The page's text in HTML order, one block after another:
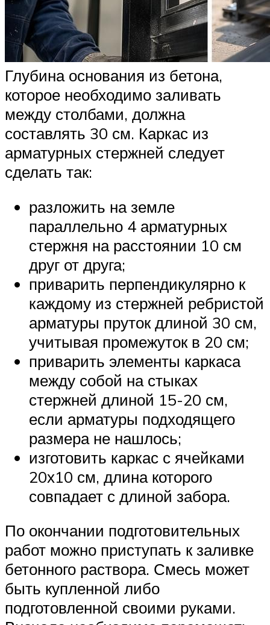
Глубина основания из бетона,
которое необходимо заливать
между столбами, должна
составлять 30 см. Каркас из
арматурных стержней следует
сделать так:
разложить на земле
параллельно 4 арматурных
стержня на расстоянии 10 см
друг от друга;
приварить перпендикулярно к
каждому из стержней ребристой
арматуры пруток длиной 30 см,
учитывая промежуток в 20 см;
приварить элементы каркаса
между собой на стыках
стержней длиной 15-20 см,
если арматуры подходящего
размера не нашлось;
изготовить каркас с ячейками
20х10 см, длина которого
совпадает с длиной забора.
По окончании подготовительных
работ можно приступать к заливке
бетонного раствора. Смесь может
быть купленной либо
подготовленной своими руками.